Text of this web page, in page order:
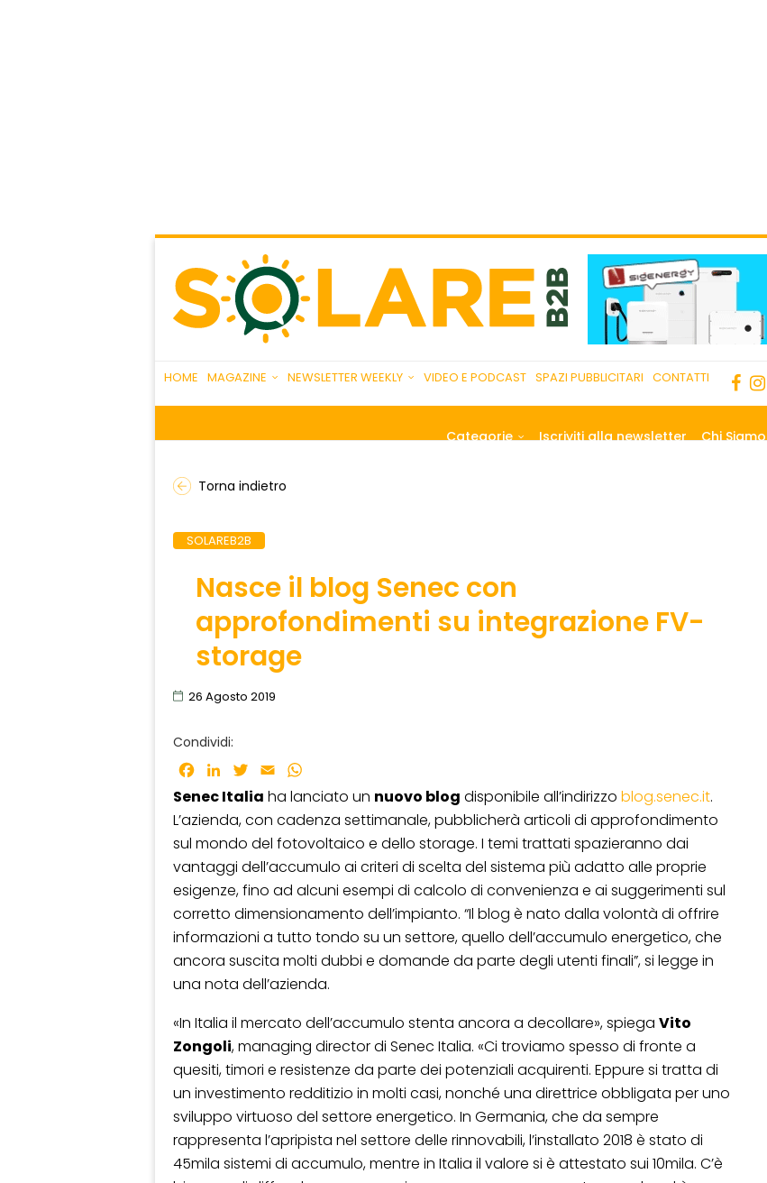
HOME MAGAZINE NEWSLETTER WEEKLY VIDEO E PODCAST SPAZI PUBBLICITARI CONTATTI
Categorie Iscriviti alla newsletter Chi Siamo
Torna indietro
SOLAREB2B
Nasce il blog Senec con
approfondimenti su integrazione FV-
storage
26 Agosto 2019
Condividi:
Facebook
LinkedInTwitter
Email
Senec Italia ha lanciato un nuovo blog disponibile all’indirizzo blog.senec.it.
L’azienda, con cadenza settimanale, pubblicherà articoli di approfondimento
sul mondo del fotovoltaico e dello storage. I temi trattati spazieranno dai
vantaggi dell’accumulo ai criteri di scelta del sistema più adatto alle proprie
esigenze, fino ad alcuni esempi di calcolo di convenienza e ai suggerimenti sul
corretto dimensionamento dell’impianto. “Il blog è nato dalla volontà di offrire
informazioni a tutto tondo su un settore, quello dell’accumulo energetico, che
ancora suscita molti dubbi e domande da parte degli utenti finali”, si legge in
una nota dell’azienda.
«In Italia il mercato dell’accumulo stenta ancora a decollare», spiega Vito
Zongoli, managing director di Senec Italia. «Ci troviamo spesso di fronte a
quesiti, timori e resistenze da parte dei potenziali acquirenti. Eppure si tratta di
un investimento redditizio in molti casi, nonché una direttrice obbligata per uno
sviluppo virtuoso del settore energetico. In Germania, che da sempre
rappresenta l’apripista nel settore delle rinnovabili, l’installato 2018 è stato di
45mila sistemi di accumulo, mentre in Italia il valore si è attestato sui 10mila. C’è